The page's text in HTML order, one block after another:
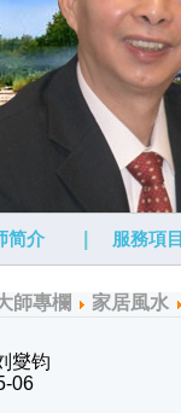
简介 服務項目
師專欄 家居風水
燮钧
06